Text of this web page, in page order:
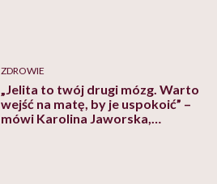
ZDROWIE
„Jelita to twój drugi mózg. Warto
wejść na matę, by je uspokoić” –
mówi Karolina Jaworska,